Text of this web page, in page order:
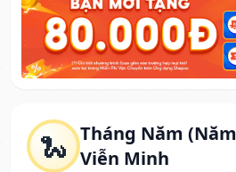
🐍 Tháng Năm
Viễn Minh